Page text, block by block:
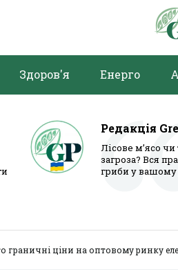
Здоров'я Енерго
Редакція
Лісове м’ясо чи
загроза? Вся
гриби у вашому
граничні ціни на оптовому ринку